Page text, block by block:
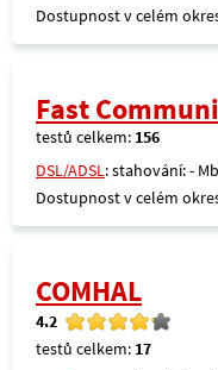
Dostupnost v celém
Fast
testů celkem: 156
DSL/ADSL: stahování: -
Dostupnost v celém
COMHAL
4.2
testů celkem: 17